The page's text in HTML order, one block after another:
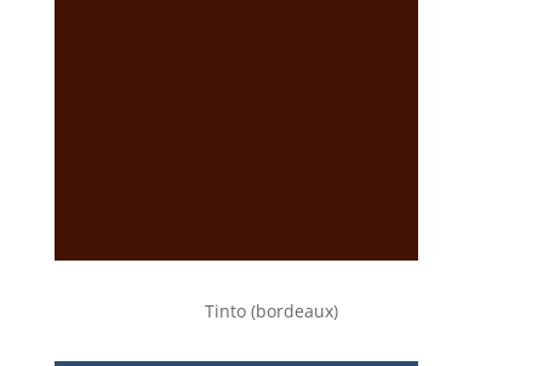
Tinto (bordeaux)